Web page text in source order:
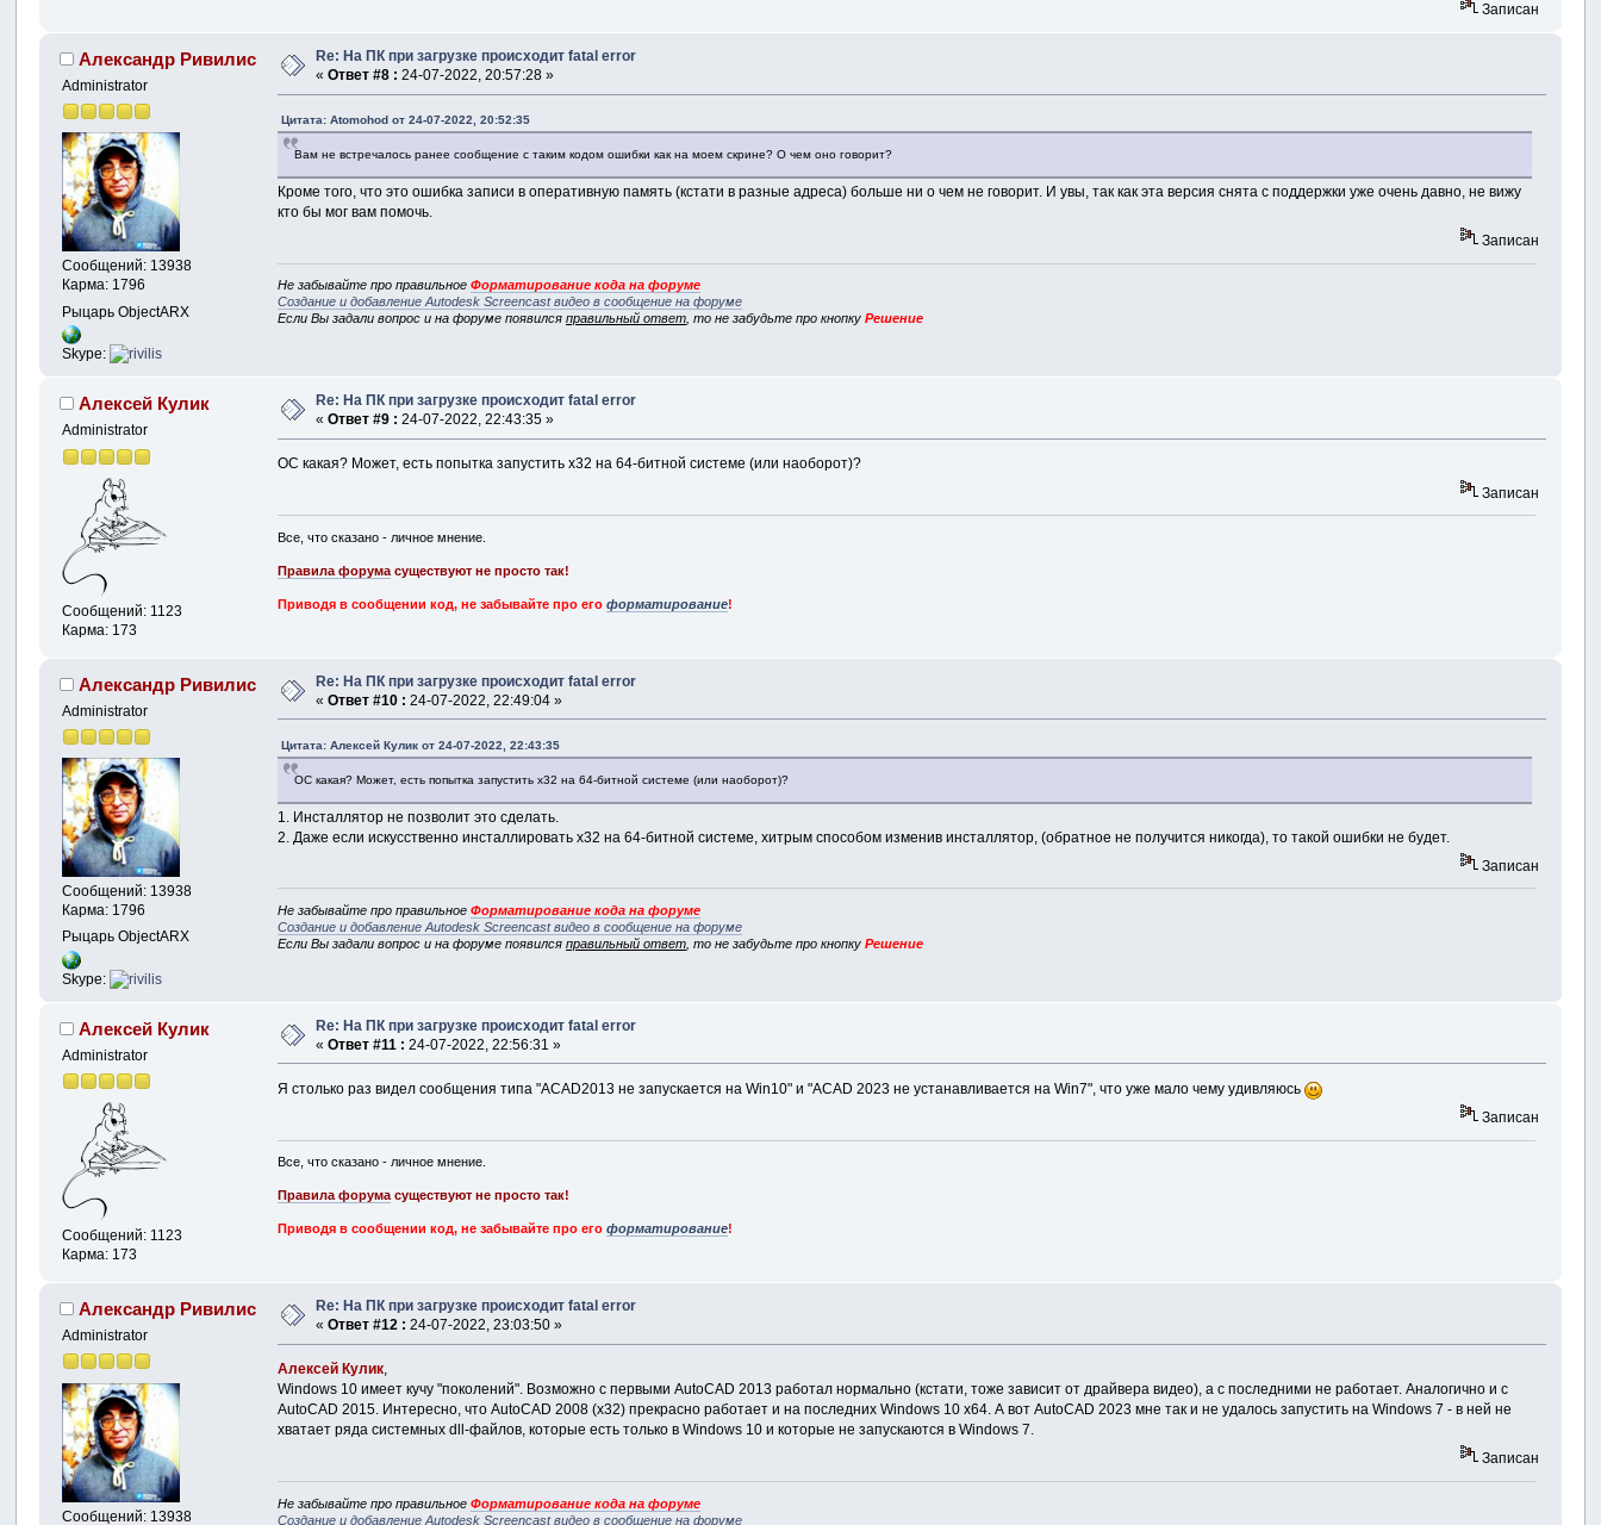
Записан
Александр Ривилис
Administrator
Сообщений: 13938
Карма: 1796
Рыцарь ObjectARX
Skype:
Re: На ПК при загрузке происходит fatal error
«Ответ #8 : 24-07-2022, 20:57:28 »
Цитата: Atomohod от 24-07-2022, 20:52:35
Вам не встречалось ранее сообщение с таким кодом ошибки как на моем скрине? О чем оно говорит?
Кроме того, что это ошибка записи в оперативную память (кстати в разные адреса) больше ни о чем не говорит. И увы, так как эта версия снята с поддержки уже очень давно, не вижу
кто бы мог вам помочь.
Записан
Не забывайте про правильноеФорматирование кода на форуме
Создание и добавление Autodesk Screencast видео в сообщение на форуме
Если Вы задали вопрос и на форуме появилсяправильный ответ , то не забудьте про кнопкуРешение
Алексей Кулик
Administrator
Сообщений: 1123
Карма: 173
Re: На ПК при загрузке происходит fatal error
«Ответ #9 : 24-07-2022, 22:43:35 »
ОС какая? Может, есть попытка запустить х32 на 64-битной системе (или наоборот)?
Записан
Все, что сказано - личное мнение.
Правила форума существуют не просто так!
Приводя в сообщении код, не забывайте про его форматирование!
Александр Ривилис
Administrator
Сообщений: 13938
Карма: 1796
Рыцарь ObjectARX
Skype:
Re: На ПК при загрузке происходит fatal error
«Ответ #10 : 24-07-2022, 22:49:04 »
Цитата: Алексей Кулик от 24-07-2022, 22:43:35
ОС какая? Может, есть попытка запустить х32 на 64-битной системе (или наоборот)?
1. Инсталлятор не позволит это сделать.
2. Даже если искусственно инсталлировать x32 на 64-битной системе, хитрым способом изменив инсталлятор, (обратное не получится никогда), то такой ошибки не будет.
Записан
Не забывайте про правильноеФорматирование кода на форуме
Создание и добавление Autodesk Screencast видео в сообщение на форуме
Если Вы задали вопрос и на форуме появилсяправильный ответ , то не забудьте про кнопкуРешение
Алексей Кулик
Administrator
Сообщений: 1123
Карма: 173
Re: На ПК при загрузке происходит fatal error
«Ответ #11 : 24-07-2022, 22:56:31 »
Я столько раз видел сообщения типа "ACAD2013 не запускается на Win10" и "ACAD 2023 не устанавливается на Win7", что уже мало чему удивляюсь
Записан
Все, что сказано - личное мнение.
Правила форума существуют не просто так!
Приводя в сообщении код, не забывайте про его форматирование!
Александр Ривилис
Administrator
Сообщений: 13938
Re: На ПК при загрузке происходит fatal error
«Ответ #12 : 24-07-2022, 23:03:50 »
Алексей Кулик,
Windows 10 имеет кучу "поколений". Возможно с первыми AutoCAD 2013 работал нормально (кстати, тоже зависит от драйвера видео), а с последними не работает. Аналогично и с
AutoCAD 2015. Интересно, что AutoCAD 2008 (x32) прекрасно работает и на последних Windows 10 x64. А вот AutoCAD 2023 мне так и не удалось запустить на Windows 7 - в ней не
хватает ряда системных dll-файлов, которые есть только в Windows 10 и которые не запускаются в Windows 7.
Записан
Не забывайте про правильноеФорматирование кода на форуме
Создание и добавление Autodesk Screencast видео в сообщение на форуме